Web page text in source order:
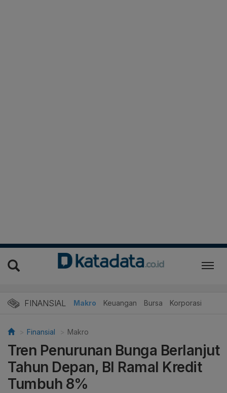
FINANSIAL Makro Keuangan Bursa Korporasi
Finansial Makro
Tren Penurunan Bunga Berlanjut
Tahun Depan, BI Ramal Kredit
Tumbuh 8%